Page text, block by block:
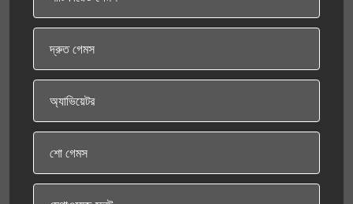
দ্রুত গেমস
অ্যাভিয়েটর
শো গেমস